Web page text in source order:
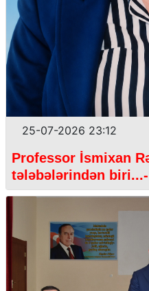
25-07-2026 23:12
Professor İsmixan
tələbələrindən biri...-